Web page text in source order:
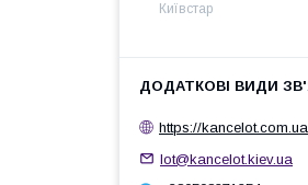
Київстар
https://kancelot.com.ua
lot@kancelot.kiev.ua